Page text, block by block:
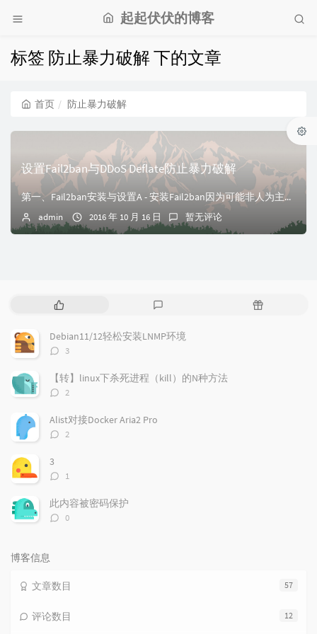
起起伏伏的博客
标签 防止暴力破解 下的文章
首页 防止暴力破解
设置Fail2ban与DDoS Deflate防止暴力破解
第一、Fail2ban安装与设置A - 安装Fail2ban因为可能非人为主动的行为，而是有些时候被软件自动扫描我们的SSH入口、FTP尝试破解等行为，我...
admin 2016 年 10 月 16 日 暂无评论
热
文
章
评
论
随
Debian11/12轻松安装LNMP环境
评
数：
3
【转】linux下杀死进程（kill）的N种方法
评
数：
2
Alist对接Docker Aria2 Pro
评
2
3
评
数：
1
此内容被密码保护
评
0
博客信息
57
文章数目
12
评论数目